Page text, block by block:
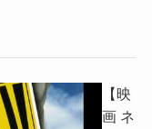
【映
画 ネ